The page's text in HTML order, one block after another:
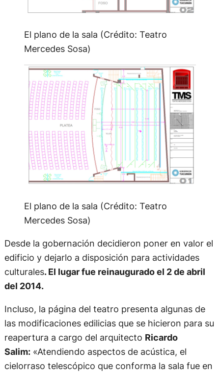
El plano de la sala (Crédito: Teatro
Mercedes Sosa)
El plano de la sala (Crédito: Teatro
Mercedes Sosa)
Desde la gobernación decidieron poner en valor el
edificio y dejarlo a disposición para actividades
culturales. El lugar fue reinaugurado el 2 de abril
del 2014.
Incluso, la página del teatro presenta algunas de
las modificaciones edilicias que se hicieron para su
reapertura a cargo del arquitecto Ricardo
Salim:«Atendiendo aspectos de acústica, el
cielorraso telescópico que conforma la sala fue en